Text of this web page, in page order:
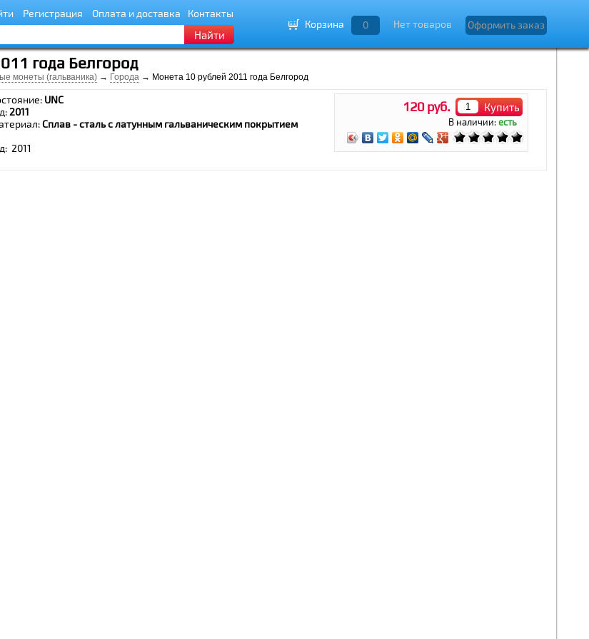
Регистрация Оплата и доставка Контакты
Найти
Корзина 0 Нет товаров Оформить заказ
года Белгород
монеты (гальваника) → Города → Монета 10 рублей 2011 года Белгород
120 руб. Купить
В наличии:есть
UNC
2011
Сплав - сталь с латунным гальваническим покрытием
2011